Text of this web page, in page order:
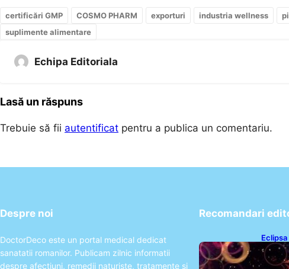
certificări GMP COSMO PHARM exporturi industria wellness
suplimente alimentare
Echipa Editoriala
Lasă un răspuns
Trebuie să fii autentificat pentru a publica un comentariu.
Despre noi
DoctorDeco este un portal medical dedicat
sanatatii romanilor. Publicam zilnic informatii
despre afectiuni, remedii naturiste, tratamente si
Recomandari
2026:
Trei